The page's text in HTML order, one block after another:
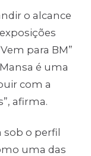
o alcance
para BM”
é uma
com a
afirma.
sob o perfil
uma das